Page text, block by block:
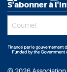
S'abonner à